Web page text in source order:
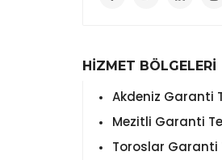
HİZMET BÖLGELERİ
Akdeniz Garanti
Mezitli Garanti
Toroslar Garanti